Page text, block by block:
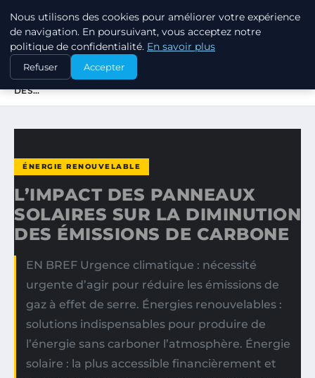
RSE ENJEUX
ACCUEIL
ÉNERGIE RENOUVELABLE
L’IMPACT DES PANNEAUX SOLAIRES SUR LA DIMINUTION
DES…
ÉNERGIE RENOUVELABLE
L’IMPACT DES PANNEAUX
SOLAIRES SUR LA DIMINUTION
DES ÉMISSIONS DE CARBONE
EN BREF Urgence climatique : nécessité
urgente d’agir pour réduire les émissions de
gaz à effet de serre. Énergies renouvelables :
solutions indispensables pour produire de
l’énergie sans carboner l’atmosphère. Énergie
solaire : la plus accessible financièrement et
Nous utilisons des cookies pour améliorer votre expérience
de navigation. En poursuivant, vous acceptez notre
politique de confidentialité. En savoir plus
Refuser Accepter